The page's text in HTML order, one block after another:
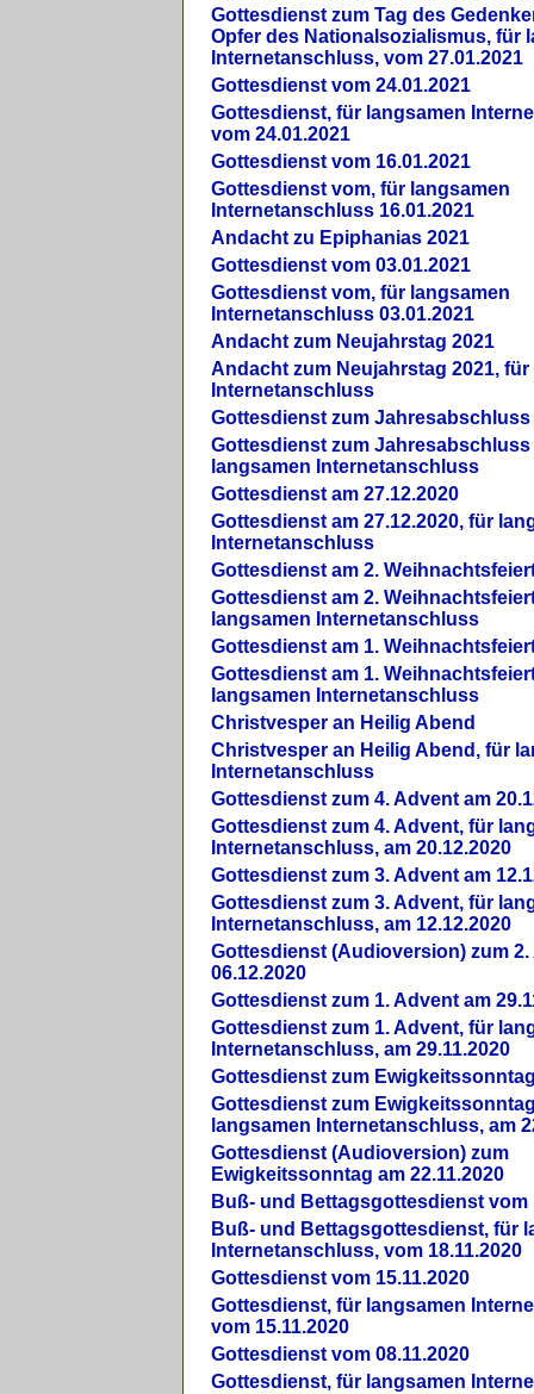
Gottesdienst zum Tag des
Opfer des Nationalsozialismus, für
Internetanschluss, vom 27.01.2021
Gottesdienst vom 24.01.2021
Gottesdienst, für langsamen
vom 24.01.2021
Gottesdienst vom 16.01.2021
Gottesdienst vom, für langsamen
Internetanschluss 16.01.2021
Andacht zu Epiphanias 2021
Gottesdienst vom 03.01.2021
Gottesdienst vom, für langsamen
Internetanschluss 03.01.2021
Andacht zum Neujahrstag 2021
Andacht zum Neujahrstag 2021,
Internetanschluss
Gottesdienst zum Jahresabschluss
Gottesdienst zum Jahresabschluss
langsamen Internetanschluss
Gottesdienst am 27.12.2020
Gottesdienst am 27.12.2020, für
Internetanschluss
Gottesdienst am 2.
Gottesdienst am 2.
langsamen Internetanschluss
Gottesdienst am 1.
Gottesdienst am 1.
langsamen Internetanschluss
Christvesper an Heilig Abend
Christvesper an Heilig Abend, für
Internetanschluss
Gottesdienst zum 4. Advent am
Gottesdienst zum 4. Advent, für
Internetanschluss, am 20.12.2020
Gottesdienst zum 3. Advent am
Gottesdienst zum 3. Advent, für
Internetanschluss, am 12.12.2020
Gottesdienst (Audioversion) zum 2.
06.12.2020
Gottesdienst zum 1. Advent am
Gottesdienst zum 1. Advent, für
Internetanschluss, am 29.11.2020
Gottesdienst zum
Gottesdienst zum
langsamen Internetanschluss, am
Gottesdienst (Audioversion) zum
Ewigkeitssonntag am 22.11.2020
Buß- und Bettagsgottesdienst vom
Buß- und Bettagsgottesdienst, für
Internetanschluss, vom 18.11.2020
Gottesdienst vom 15.11.2020
Gottesdienst, für langsamen
vom 15.11.2020
Gottesdienst vom 08.11.2020
Gottesdienst, für langsamen